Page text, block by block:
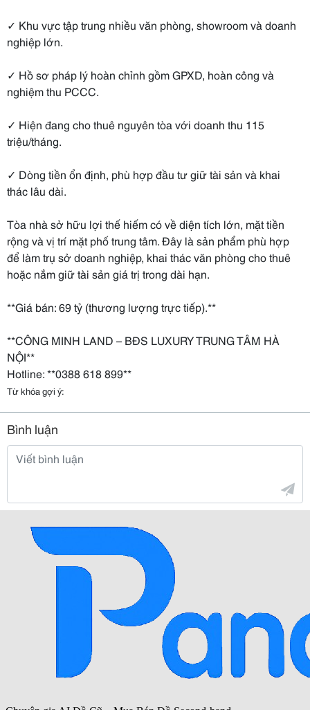
✓ Khu vực tập trung nhiều văn phòng, showroom và doanh
nghiệp lớn.
✓ Hồ sơ pháp lý hoàn chỉnh gồm GPXD, hoàn công và
nghiệm thu PCCC.
✓ Hiện đang cho thuê nguyên tòa với doanh thu 115
triệu/tháng.
✓ Dòng tiền ổn định, phù hợp đầu tư giữ tài sản và khai
thác lâu dài.
Tòa nhà sở hữu lợi thế hiếm có về diện tích lớn, mặt tiền
rộng và vị trí mặt phố trung tâm. Đây là sản phẩm phù hợp
để làm trụ sở doanh nghiệp, khai thác văn phòng cho thuê
hoặc nắm giữ tài sản giá trị trong dài hạn.
**Giá bán: 69 tỷ (thương lượng trực tiếp).**
**CÔNG MINH LAND – BĐS LUXURY TRUNG TÂM HÀ
NỘI**
Hotline: **0388 618 899**
Từ khóa gợi ý:
Bình luận